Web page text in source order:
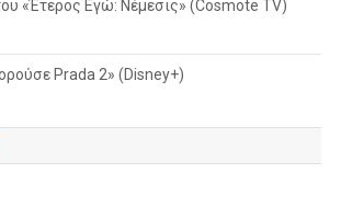
«Έτερος Εγώ: Νέμεσις» (Cosmote TV)
Prada 2» (Disney+)